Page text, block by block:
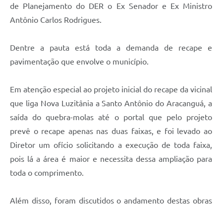
Telefones Úteis
A Prefeitura
Enquete
Agenda
SIC
de Planejamento do DER o Ex Senador e Ex Ministro
Antônio Carlos Rodrigues.
Dentre a pauta está toda a demanda de recape e
pavimentação que envolve o município.
Em atenção especial ao projeto inicial do recape da vicinal
que liga Nova Luzitânia a Santo Antônio do Aracanguá, a
saída do quebra-molas até o portal que pelo projeto
prevê o recape apenas nas duas faixas, e foi levado ao
Diretor um ofício solicitando a execução de toda faixa,
pois lá a área é maior e necessita dessa ampliação para
toda o comprimento.
Além disso, foram discutidos o andamento destas obras